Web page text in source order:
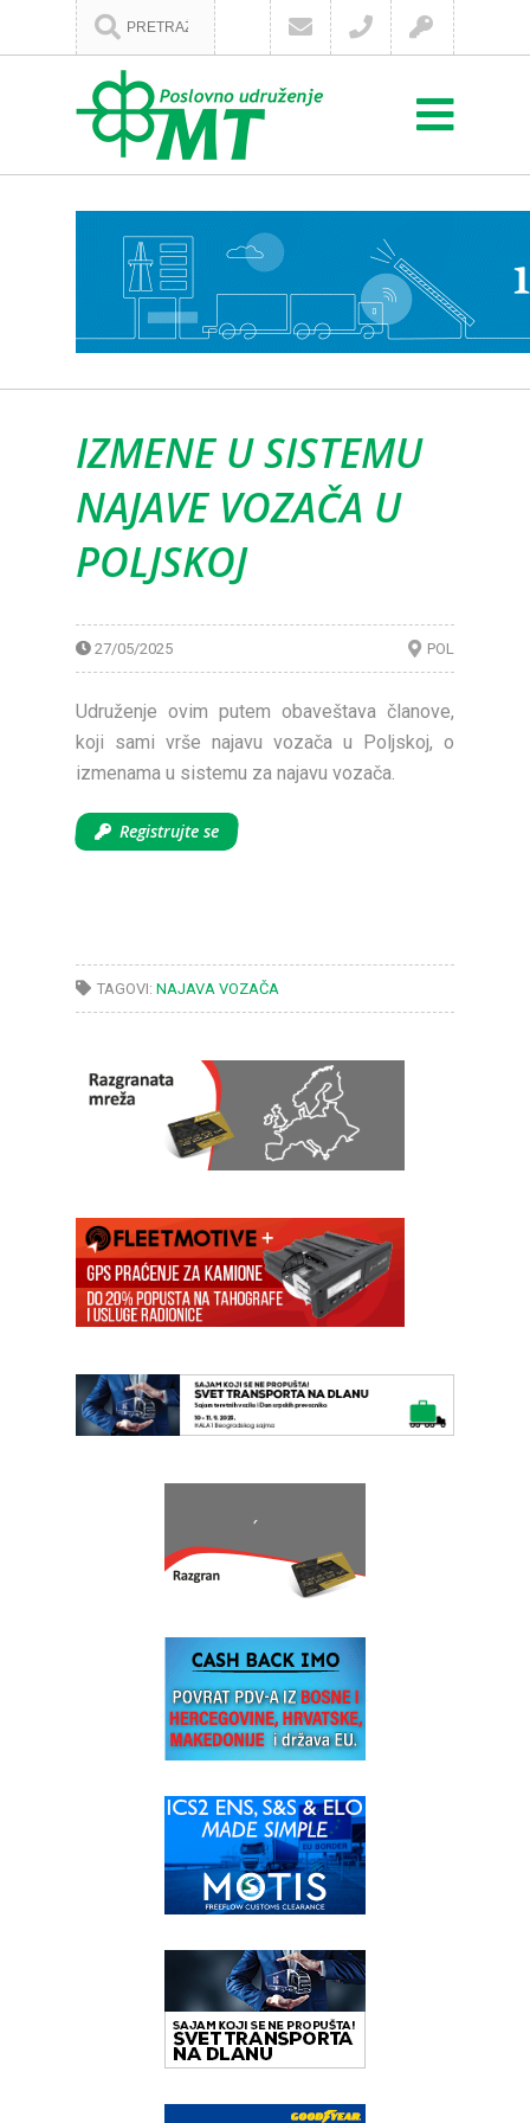
IZMENE U SISTEMU
NAJAVE VOZAČA U
POLJSKOJ
27/05/2025 POL
Udruženje ovim putem obaveštava članove,
koji sami vrše najavu vozača u Poljskoj, o
izmenama u sistemu za najavu vozača.
Registrujte se
TAGOVI: NAJAVA VOZAČA